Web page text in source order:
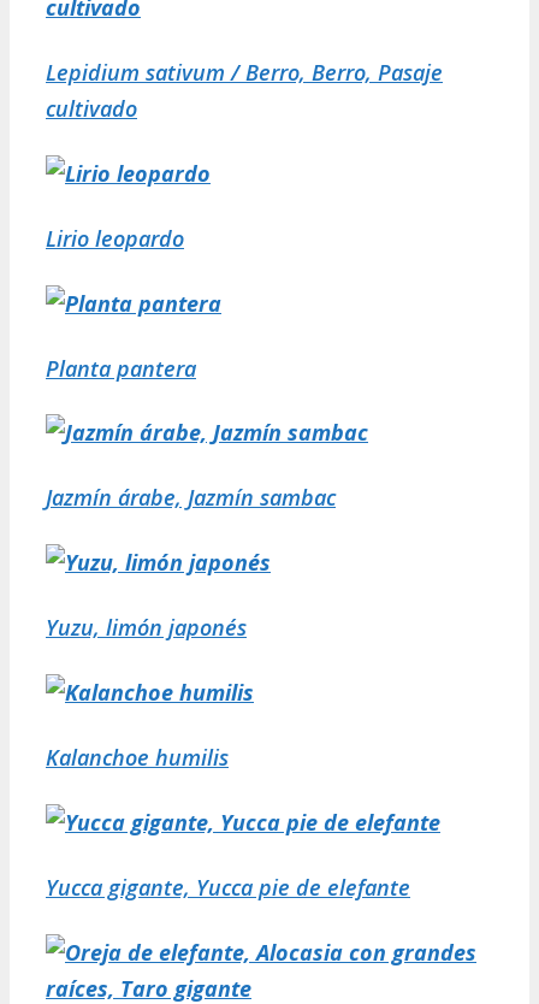
Lepidium sativum / Berro, Berro, Pasaje
cultivado
Lirio leopardo
Planta pantera
Jazmín árabe, Jazmín sambac
Yuzu, limón japonés
Kalanchoe humilis
Yucca gigante, Yucca pie de elefante